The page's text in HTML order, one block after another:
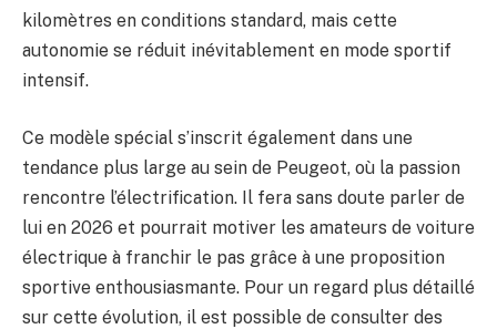
kilomètres en conditions standard, mais cette
autonomie se réduit inévitablement en mode sportif
intensif.
Ce modèle spécial s’inscrit également dans une
tendance plus large au sein de Peugeot, où la passion
rencontre l’électrification. Il fera sans doute parler de
lui en 2026 et pourrait motiver les amateurs de voiture
électrique à franchir le pas grâce à une proposition
sportive enthousiasmante. Pour un regard plus détaillé
sur cette évolution, il est possible de consulter des